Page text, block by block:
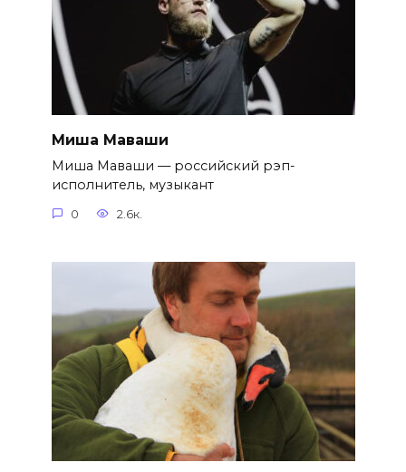
Миша Маваши
Миша Маваши — российский рэп-
исполнитель, музыкант
0 2.6к.